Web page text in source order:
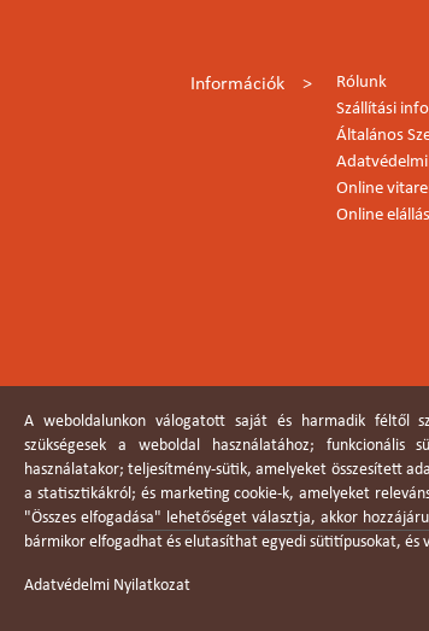
Információk
Rólunk
Szállítási
Általános
Online
Online elállás
A weboldalunkon válogatott saját és harmadik féltől
szükségesek a weboldal használatához; funkcionális
használatakor; teljesítmény-sütik, amelyeket összesített
a statisztikákról; és marketing cookie-k, amelyeket
"Összes elfogadása" lehetőséget választja, akkor
bármikor elfogadhat és elutasíthat egyedi sütitípusokat, és
Adatvédelmi Nyilatkozat